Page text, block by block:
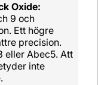
Oxide:
9 och
Ett högre
precision.
eller Abec5. Att
inte